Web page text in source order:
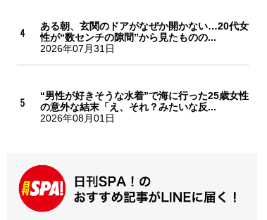
ある朝、玄関のドアがなぜか開かない…20代女
性が“数センチの隙間”から見たものの...
2026年07月31日
“男性が好きそうな水着”で海に行った25歳女性
の意外な結末「え、それ？みたいな反...
2026年08月01日